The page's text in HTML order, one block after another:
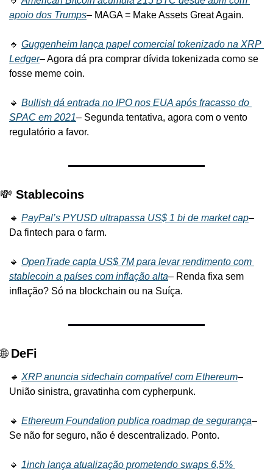
apoio dos Trumps– MAGA = Make Assets Great Again.
🔹 Guggenheim lança papel comercial tokenizado na XRP
Ledger– Agora dá pra comprar dívida tokenizada como se
fosse meme coin.
🔹 Bullish dá entrada no IPO nos EUA após fracasso do
SPAC em 2021– Segunda tentativa, agora com o vento
regulatório a favor.
💸 Stablecoins
🔹 PayPal’s PYUSD ultrapassa US$ 1 bi de market cap–
Da fintech para o farm.
🔹 OpenTrade capta US$ 7M para levar rendimento com
stablecoin a países com inflação alta– Renda fixa sem
inflação? Só na blockchain ou na Suíça.
🌐 DeFi
🔹 XRP anuncia sidechain compatível com Ethereum–
União sinistra, gravatinha com cypherpunk.
🔹 Ethereum Foundation publica roadmap de segurança–
Se não for seguro, não é descentralizado. Ponto.
🔹 1inch lança atualização prometendo swaps 6,5%